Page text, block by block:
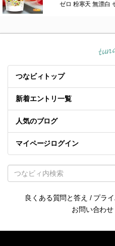
ゼロ 粉寒天 無漂白
つなビィトップ
新着エントリ一覧
人気のブログ
マイページログイン
良くある質問と答え / プラ
お問い合わせ